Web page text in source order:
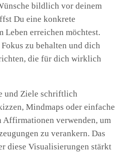
bildlich vor deinem
Du eine konkrete
Leben erreichen möchtest.
zu behalten und dich
die für dich wirklich
und Ziele schriftlich
Mindmaps oder einfache
Affirmationen verwenden, um
zu verankern. Das
diese Visualisierungen stärkt